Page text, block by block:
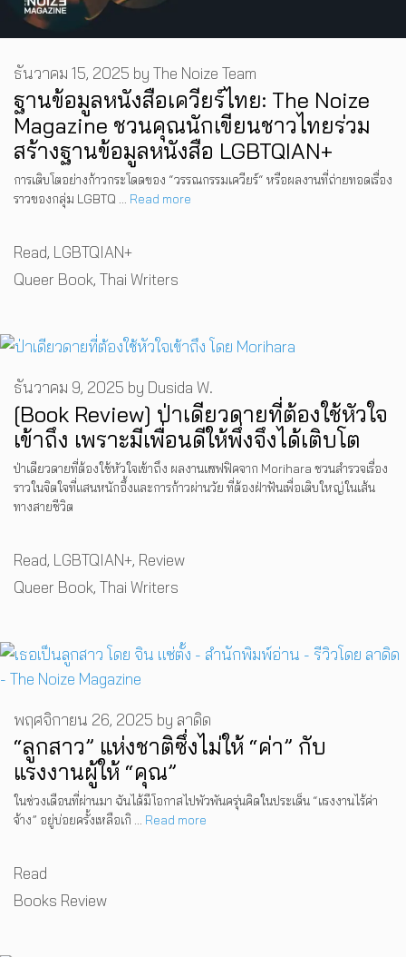
ฐานข้อมูลหนังสือเควียร์ไทย: The Noize
Magazine ชวนคุณนักเขียนชาวไทยร่วม
สร้างฐานข้อมูลหนังสือ LGBTQIAN+
ธันวาคม 15, 2025 by The Noize Team
การเติบโตอย่างก้าวกระโดดของ “วรรณกรรมเควียร์“ หรือผลงานที่ถ่ายทอดเรื่อง
ราวของกลุ่ม LGBTQ … Read more
Categories
Read, LGBTQIAN+
Tags
Queer Book, Thai Writers
[Book Review] ป่าเดียวดายที่ต้องใช้หัวใจ
เข้าถึง เพราะมีเพื่อนดีให้พึ่งจึงได้เติบโต
ธันวาคม 9, 2025 by Dusida W.
ป่าเดียวดายที่ต้องใช้หัวใจเข้าถึง ผลงานแซฟฟิคจาก Morihara ชวนสำรวจเรื่อง
ราวในจิตใจที่แสนหนักอึ้งและการก้าวผ่านวัย ที่ต้องฝ่าฟันเพื่อเติบใหญ่ในเส้น
ทางสายชีวิต
Categories
Read, LGBTQIAN+, Review
Tags
Queer Book, Thai Writers
“ลูกสาว” แห่งชาติซึ่งไม่ให้ “ค่า” กับ
แรงงานผู้ให้ “คุณ”
พฤศจิกายน 26, 2025 by ลาดิด
ในช่วงเดือนที่ผ่านมา ฉันได้มีโอกาสไปพัวพันครุ่นคิดในประเด็น “แรงงานไร้ค่า
จ้าง” อยู่บ่อยครั้งเหลือเกิ … Read more
Categories
Read
Tags
Books Review